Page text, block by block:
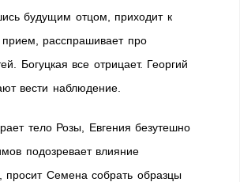
будущим отцом, приходит к
прием, расспрашивает про
Богуцкая все отрицает. Георгий
вести наблюдение.
тело Розы, Евгения безутешно
подозревает влияние
просит Семена собрать образцы